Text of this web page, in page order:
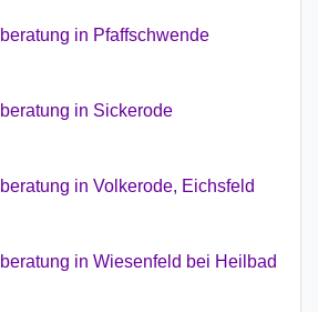
in Pfaffschwende
in Sickerode
in Volkerode, Eichsfeld
in Wiesenfeld bei Heilbad